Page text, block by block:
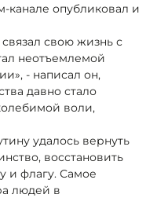
канале опубликовал и
свою жизнь с
неотъемлемой
- написал он,
давно стало
воли,
удалось вернуть
восстановить
и флагу. Самое
людей в